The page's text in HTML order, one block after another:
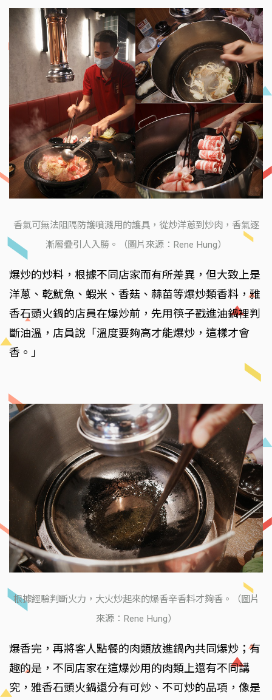
香氣可無法阻隔防護噴濺用的護具，從炒洋蔥到炒肉，香氣逐
漸層疊引人入勝。（圖片來源：Rene Hung）
爆炒的炒料，根據不同店家而有所差異，但大致上是
洋蔥、乾魷魚、蝦米、香菇、蒜苗等爆炒類香料，雅
香石頭火鍋的店員在爆炒前，先用筷子戳進油鍋裡判
斷油溫，店員說「溫度要夠高才能爆炒，這樣才會
香。」
根據經驗判斷火力，大火炒起來的爆香辛香料才夠香。（圖片
來源：Rene Hung）
爆香完，再將客人點餐的肉類放進鍋內共同爆炒；有
趣的是，不同店家在這爆炒用的肉類上還有不同講
究，雅香石頭火鍋還分有可炒、不可炒的品項，像是